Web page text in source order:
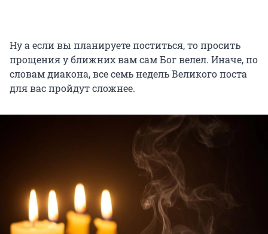
Ну а если вы планируете поститься, то просить
прощения у ближних вам сам Бог велел. Иначе, по
словам диакона, все семь недель Великого поста
для вас пройдут сложнее.